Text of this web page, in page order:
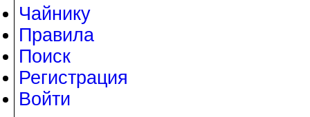
Чайнику
Правила
Поиск
Регистрация
Войти